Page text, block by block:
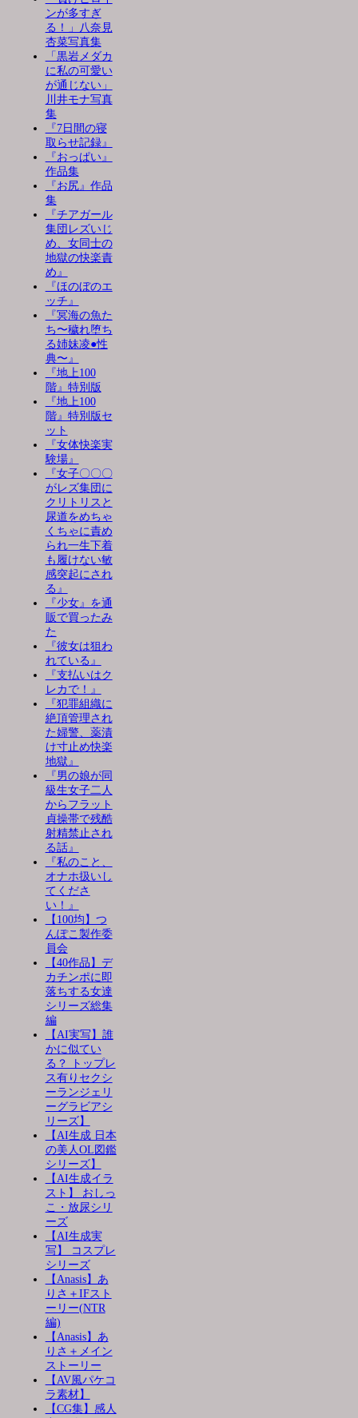
ンが多すぎ
る！」八奈見
杏菜写真集
「黒岩メダカ
に私の可愛い
が通じない」
川井モナ写真
集
『7日間の寝
取らせ記録』
『おっぱい』
作品集
『お尻』作品
集
『チアガール
集団レズいじ
め、女同士の
地獄の快楽責
め』
『ほのぼのエ
ッチ』
『冥海の魚た
ち〜穢れ堕ち
る姉妹凌●性
典〜』
『地上100
階』特別版
『地上100
階』特別版セ
ット
『女体快楽実
験場』
『女子〇〇〇
がレズ集団に
クリトリスと
尿道をめちゃ
くちゃに責め
られ一生下着
も履けない敏
感突起にされ
る』
『少女』を通
販で買ったみ
た
『彼女は狙わ
れている』
『支払いはク
レカで！』
『犯罪組織に
絶頂管理され
た婦警、薬漬
け寸止め快楽
地獄』
『男の娘が同
級生女子二人
からフラット
貞操帯で残酷
射精禁止され
る話』
『私のこと、
オナホ扱いし
てくださ
い！』
【100均】つ
んぽこ製作委
員会
【40作品】デ
カチンポに即
落ちする女達
シリーズ総集
編
【AI実写】誰
かに似てい
る？ トップレ
ス有りセクシ
ーランジェリ
ーグラビアシ
リーズ】
【AI生成 日本
の美人OL図鑑
シリーズ】
【AI生成イラ
スト】 おしっ
こ・放尿シリ
ーズ
【AI生成実
写】 コスプレ
シリーズ
【Anasis】あ
りさ＋IFスト
ーリー(NTR
編)
【Anasis】あ
りさ＋メイン
ストーリー
【AV風パケコ
ラ素材】
【CG集】感人